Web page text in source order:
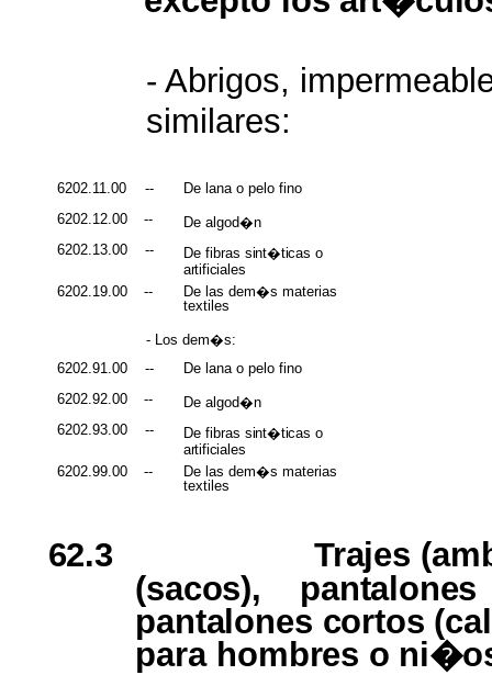
- Abrigos,
similares:
6202.11.00 --
De lana o pelo fino
6202.12.00
--
De algod�n
6202.13.00
-- De fibras sint�ticas o
artificiales
6202.19.00
--
De las dem�s materias
textiles
- Los dem�s:
6202.91.00
--
De lana o pelo fino
6202.92.00
--
De algod�n
6202.93.00
-- De fibras sint�ticas o
artificiales
6202.99.00
--
De las dem�s materias
textiles
62.3
Trajes
(sacos),
pantalones cortos
para hombres o